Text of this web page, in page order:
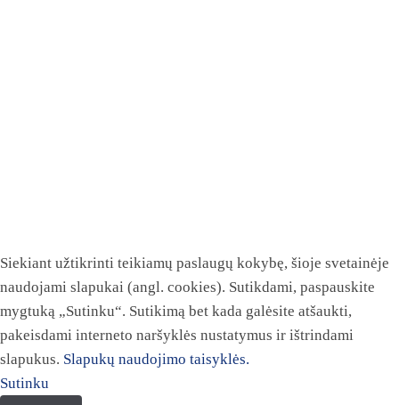
Siekiant užtikrinti teikiamų paslaugų kokybę, šioje svetainėje
naudojami slapukai (angl. cookies). Sutikdami, paspauskite
mygtuką „Sutinku“. Sutikimą bet kada galėsite atšaukti,
pakeisdami interneto naršyklės nustatymus ir ištrindami
slapukus. Slapukų naudojimo taisyklės.
Sutinku